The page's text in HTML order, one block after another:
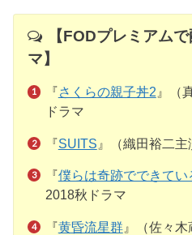
【FODプレミアム
マ】
『さくらの親子丼2 』（
ドラマ
『SUITS 』（織田裕二
『僕らは奇跡でできてい
2018秋ドラマ
『黄昏流星群』（佐々木